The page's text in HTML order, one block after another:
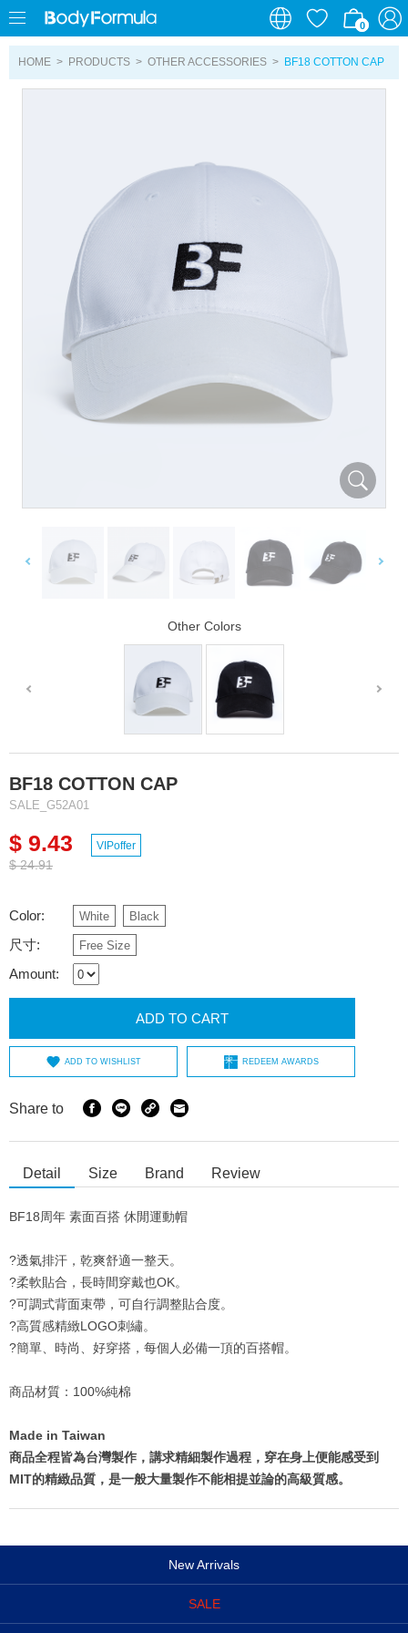
0
0
HOME > PRODUCTS > OTHER ACCESSORIES > BF18 COTTON CAP
Other Colors
BF18 COTTON CAP
SALE_G52A01
$ 9.43
$ 24.91
VIPoffer
Color: White Black
尺寸: Free Size
Amount:
ADD TO CART
ADD TO WISHLIST REDEEM AWARDS
Share to
Detail Size Brand Review
BF18周年 素面百搭 休閒運動帽
?透氣排汗，乾爽舒適一整天。
?柔軟貼合，長時間穿戴也OK。
?可調式背面束帶，可自行調整貼合度。
?高質感精緻LOGO刺繡。
?簡單、時尚、好穿搭，每個人必備一頂的百搭帽。
商品材質：100%純棉
Made in Taiwan
商品全程皆為台灣製作，講求精細製作過程，穿在身上便能感受到
MIT的精緻品質，是一般大量製作不能相提並論的高級質感。
New Arrivals
SALE